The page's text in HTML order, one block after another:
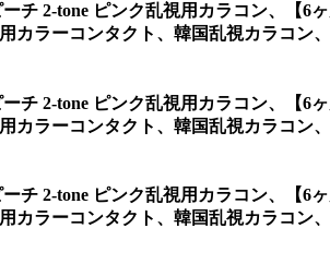
チ 2-tone ピンク乱視用カラコン、
【6
カラーコンタクト、韓国乱視カラコン
チ 2-tone ピンク乱視用カラコン、
【6
カラーコンタクト、韓国乱視カラコン
チ 2-tone ピンク乱視用カラコン、
【6
カラーコンタクト、韓国乱視カラコ